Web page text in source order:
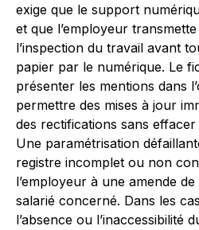
exige que le support
et que l’employeur
l’inspection du travail avant
papier par le numérique. Le
présenter les mentions dans
permettre des mises à jour
des rectifications sans effacer
Une paramétrisation
registre incomplet ou non
l’employeur à une amende
salarié concerné. Dans les
l’absence ou l’inaccessibilité